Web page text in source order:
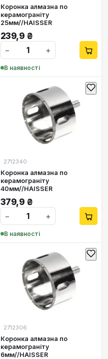
Коронка алмазна по
керамограніту
25мм//HAISSER
239,9 ₴
−
+
В наявності
2712340
Коронка алмазна по
керамограніту
40мм//HAISSER
379,9 ₴
−
+
В наявності
2712306
Коронка алмазна по
керамограніту
6мм//HAISSER